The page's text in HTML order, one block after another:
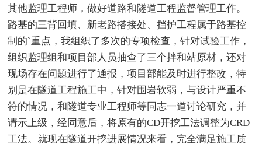
其他监理工程师，做好道路和隧道工程监督管理工作。
路基的三背回填、新老路搭接处、挡护工程属于路基控
制的`重点，我组织了多次的专项检查，针对试验工作，
组织监理组和项目部人员抽查了三个拌和站原材，还对
现场存在问题进行了通报，项目部能及时进行整改，特
别是在隧道工程施工中，针对围岩软弱，与设计严重不
符的情况，和隧道专业工程师等同志一道讨论研究，并
请示上级，经同意后，将原有的CD开挖工法调整为CRD
工法。就现在隧道开挖进展情况来看，完全满足施工质